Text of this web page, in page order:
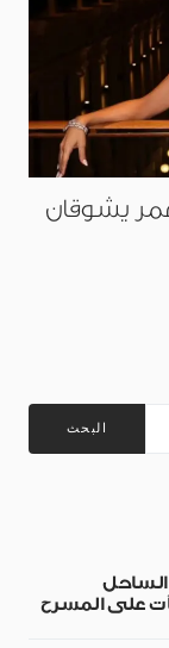
عمر يشوقان
البحث
على المسرح